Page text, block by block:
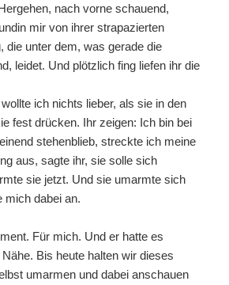
nach vorne schauend,
mir von ihrer strapazierten
die unter dem, was gerade die
leidet. Und plötzlich fing liefen ihr die
ich nichts lieber, als sie in den
fest drücken. Ihr zeigen: Ich bin bei
stehenblieb, streckte ich meine
aus, sagte ihr, sie solle sich
sie jetzt. Und sie umarmte sich
mich dabei an.
Für mich. Und er hatte es
Bis heute halten wir dieses
umarmen und dabei anschauen